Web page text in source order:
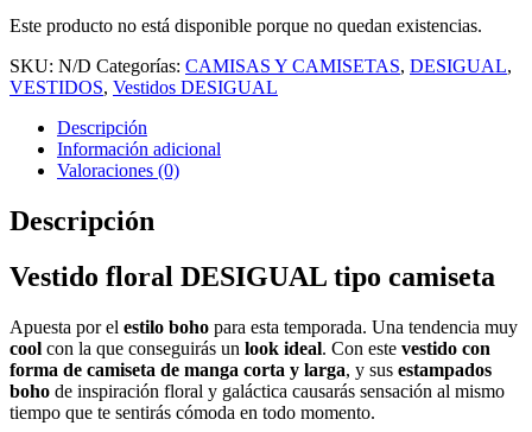
Este producto no está disponible porque no quedan existencias.
SKU: N/D Categorías: CAMISAS Y CAMISETAS, DESIGUAL,
VESTIDOS, Vestidos DESIGUAL
Descripción
Información adicional
Valoraciones (0)
Descripción
Vestido floral DESIGUAL tipo camiseta
Apuesta por el estilo boho para esta temporada. Una tendencia muy
cool con la que conseguirás un look ideal. Con este vestido con
forma de camiseta de manga corta y larga, y sus estampados
boho de inspiración floral y galáctica causarás sensación al mismo
tiempo que te sentirás cómoda en todo momento.